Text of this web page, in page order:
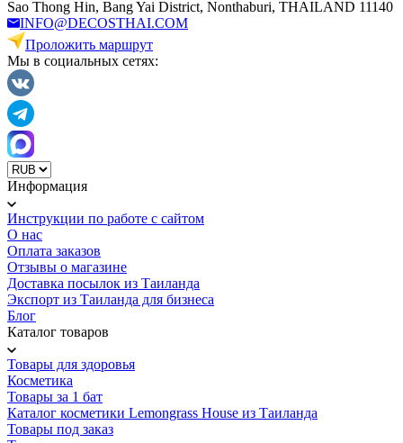
Sao Thong Hin, Bang Yai District, Nonthaburi, THAILAND 11140
INFO@DECOSTHAI.COM
Проложить маршрут
Мы в социальных сетях:
Информация
Инструкции по работе с сайтом
О нас
Оплата заказов
Отзывы о магазине
Доставка посылок из Таиланда
Экспорт из Таиланда для бизнеса
Блог
Каталог товаров
Товары для здоровья
Косметика
Товары за 1 бат
Каталог косметики Lemongrass House из Таиланда
Товары под заказ